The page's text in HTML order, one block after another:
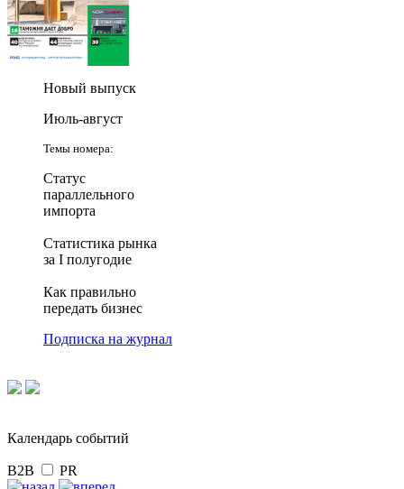
Новый выпуск
Июль-август
Темы номера:
Статус
параллельного
импорта
Статистика рынка
за I полугодие
Как правильно
передать бизнес
Подписка на журнал
Календарь событий
B2B PR